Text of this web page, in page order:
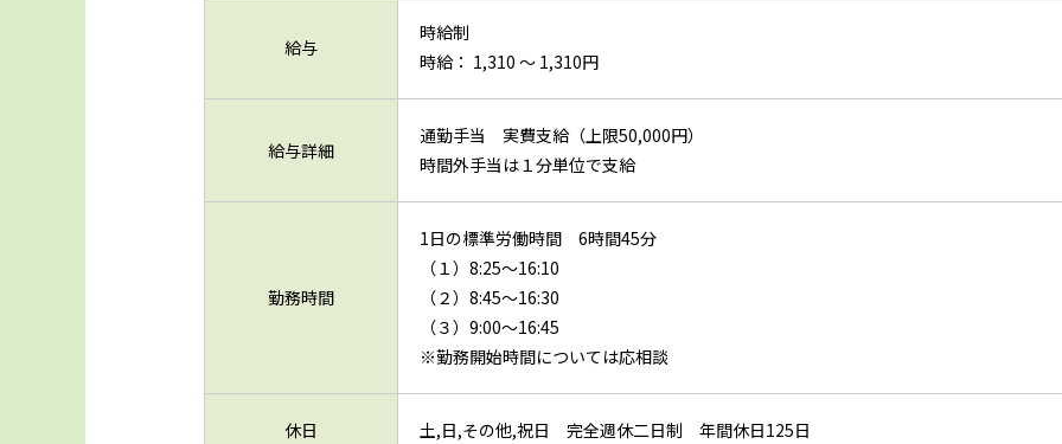
給与
時給制
時給： 1,310 〜 1,310円
給与詳細
通勤手当 実費支給（上限50,000円）
時間外手当は１分単位で支給
勤務時間
1日の標準労働時間 6時間45分
（１）8:25～16:10
（２）8:45～16:30
（３）9:00～16:45
※勤務開始時間については応相談
休日 土,日,その他,祝日 完全週休二日制 年間休日125日